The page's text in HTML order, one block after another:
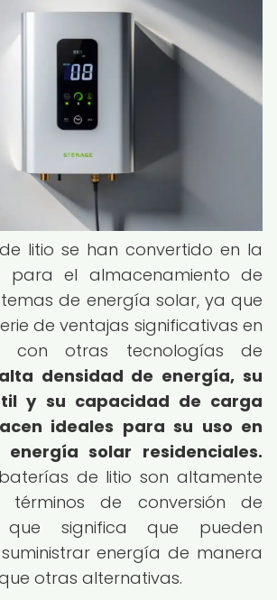
litio se han convertido en la
para el almacenamiento de
de energía solar, ya que
de ventajas significativas en
con otras tecnologías de
densidad de energía, su
y su capacidad de carga
ideales para su uso en
solar residenciales.
de litio son altamente
términos de conversión de
significa que pueden
energía de manera
otras alternativas.